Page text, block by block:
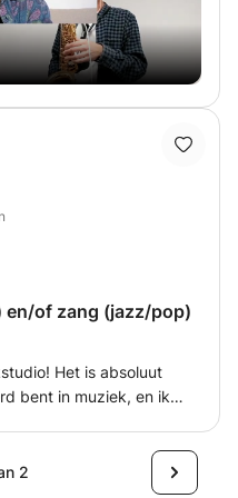
aspecten of juist
zo veel mogelijk te
geven prioriteit aan het
heb ik
aan het Prins Claus
Eerder, in 2018,
muziek aan het
del Liceu in Barcelona
en/of zang (jazz/pop)
Het is absoluut
bent in muziek, en ik
is waar ik van pas
van complete
2